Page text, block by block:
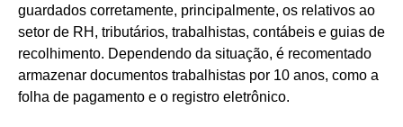
guardados corretamente, principalmente, os relativos ao
setor de RH, tributários, trabalhistas, contábeis e guias de
recolhimento. Dependendo da situação, é recomentado
armazenar documentos trabalhistas por 10 anos, como a
folha de pagamento e o registro eletrônico.